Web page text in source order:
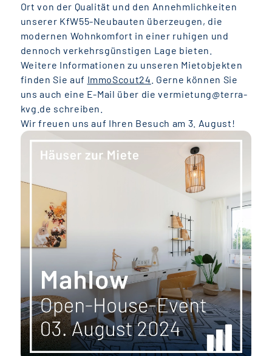
Ort von der Qualität und den Annehmlichkeiten
unserer KfW55-Neubauten überzeugen, die
modernen Wohnkomfort in einer ruhigen und
dennoch verkehrsgünstigen Lage bieten.
Weitere Informationen zu unseren Mietobjekten
finden Sie auf ImmoScout24 . Gerne können Sie
uns auch eine E-Mail über die vermietung@terra-
kvg.de schreiben.
Wir freuen uns auf Ihren Besuch am 3. August!